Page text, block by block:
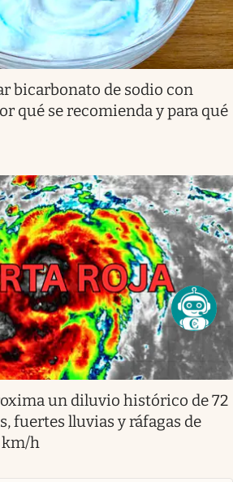
bicarbonato de sodio con
qué se recomienda y para qué
un diluvio histórico de 72
fuertes lluvias y ráfagas de
km/h